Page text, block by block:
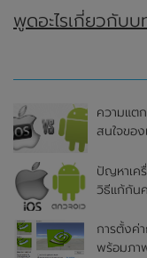
พูดอะไรเกี่ยวกับบ
ความแต
สนใจของ
ปัญหาเค
วิธีแก้กัน
การตั้งค่
พร้อมภา